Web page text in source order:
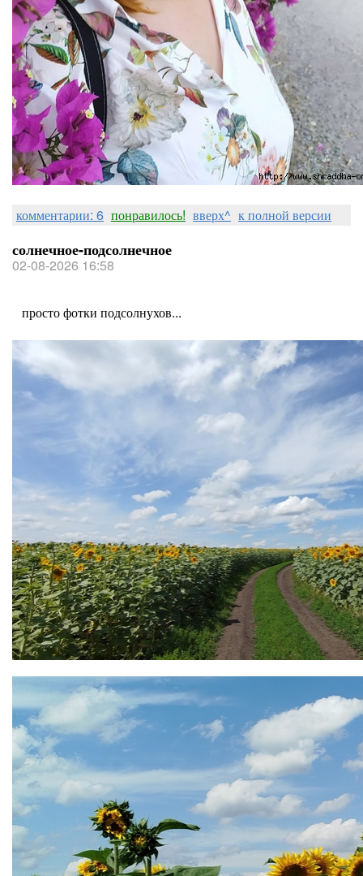
комментарии: 6 понравилось! вверх^ к полной версии
солнечное-подсолнечное
02-08-2026 16:58
просто фотки подсолнухов...